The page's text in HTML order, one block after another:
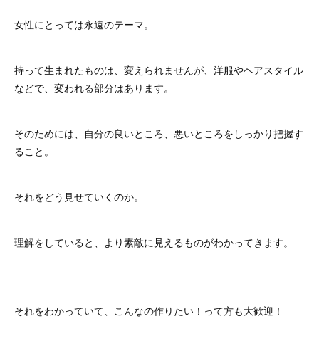
女性にとっては永遠のテーマ。
持って生まれたものは、変えられませんが、洋服やヘアスタイル
などで、変われる部分はあります。
そのためには、自分の良いところ、悪いところをしっかり把握す
ること。
それをどう見せていくのか。
理解をしていると、より素敵に見えるものがわかってきます。
それをわかっていて、こんなの作りたい！って方も大歓迎！